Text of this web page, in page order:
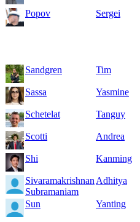
Popov Sergei
Sandgren Tim
Sassa Yasmine
Schetelat Tanguy
Scotti Andrea
Shi Kanming
Sivaramakrishnan
Subramaniam
Adhitya
Sun Yanting